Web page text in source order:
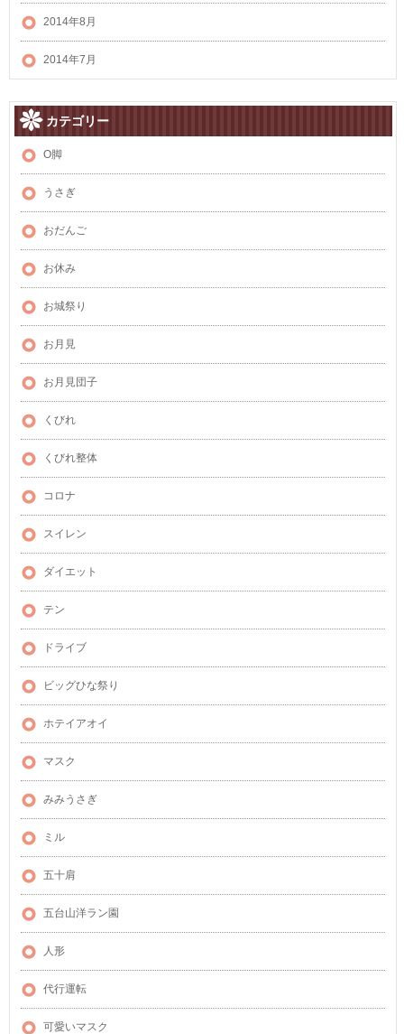
2014年8月
2014年7月
カテゴリー
O脚
うさぎ
おだんご
お休み
お城祭り
お月見
お月見団子
くびれ
くびれ整体
コロナ
スイレン
ダイエット
テン
ドライブ
ビッグひな祭り
ホテイアオイ
マスク
みみうさぎ
ミル
五十肩
五台山洋ラン園
人形
代行運転
可愛いマスク